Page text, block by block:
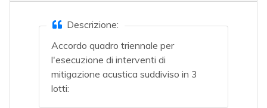
Descrizione:
Accordo quadro triennale per
l'esecuzione di interventi di
mitigazione acustica suddiviso in 3
lotti: